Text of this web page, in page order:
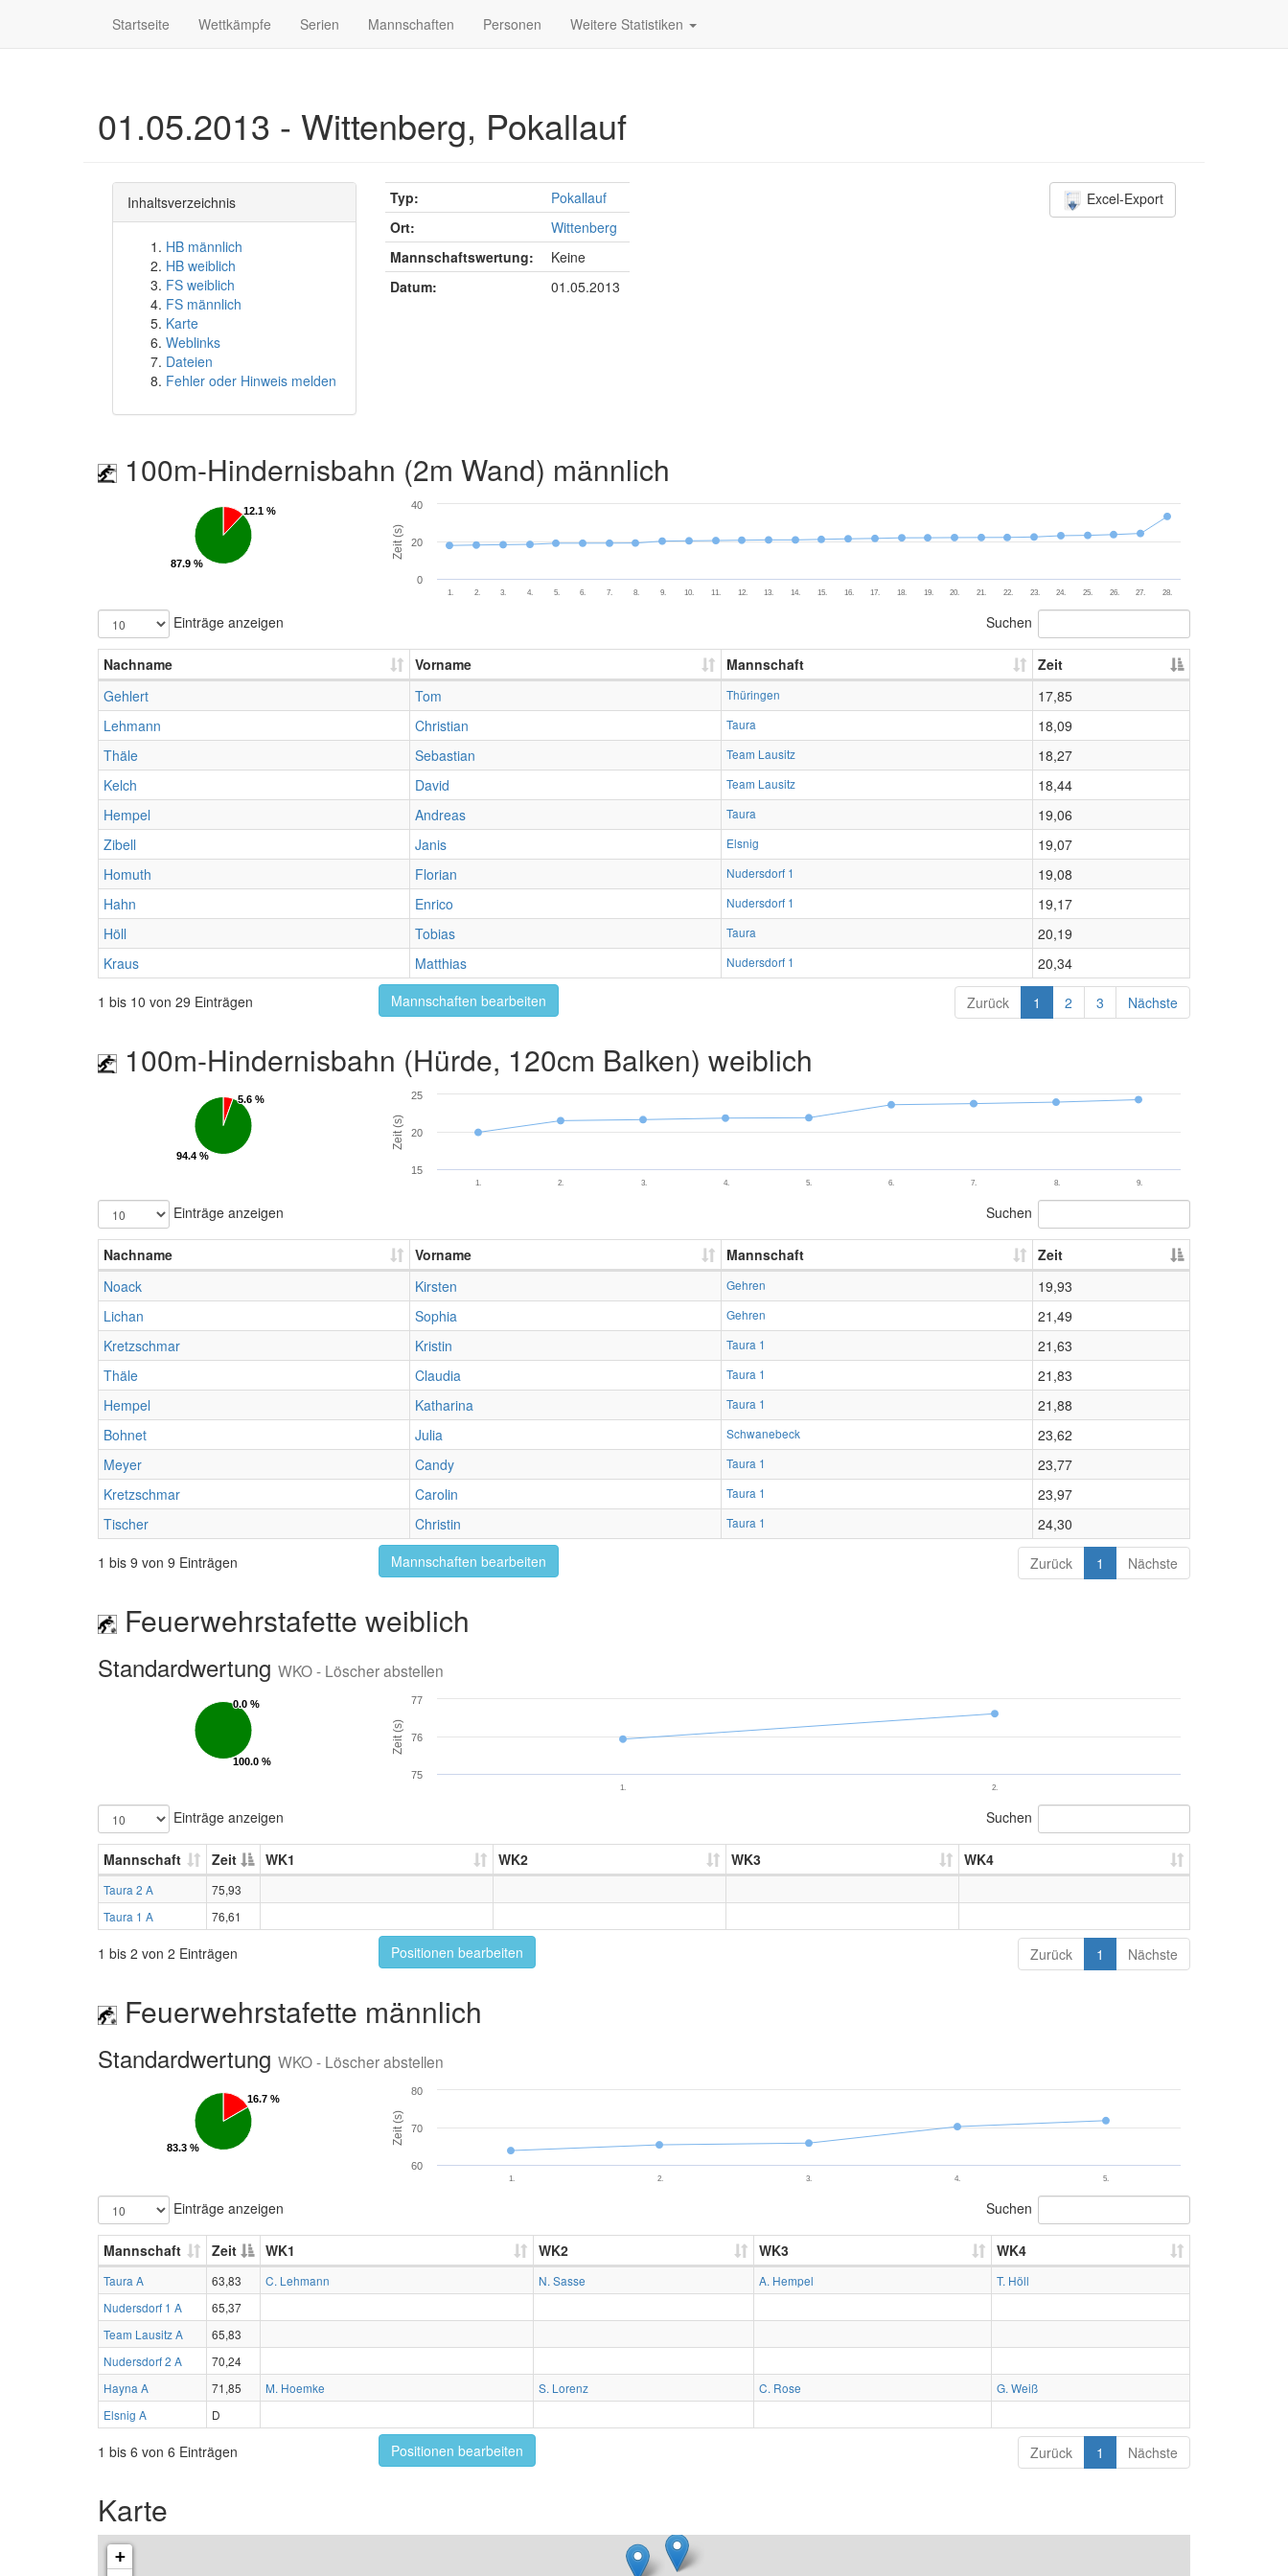
Startseite Wettkämpfe Serien Mannschaften Personen Weitere Statistiken
01.05.2013 - Wittenberg, Pokallauf
Inhaltsverzeichnis
HB männlich
HB weiblich
FS weiblich
FS männlich
Karte
Weblinks
Dateien
Fehler oder Hinweis melden
Typ:
Pokallauf
Ort:
Wittenberg
Mannschaftswertung:
Keine
Datum:
01.05.2013
Excel-Export
100m-Hindernisbahn (2m Wand) männlich
12.1 %
12.1 %
87.9 %
87.9 %
Zeit (s)
1. 2. 3. 4. 5. 6. 7. 8. 9. 10. 11. 12. 13. 14. 15. 16. 17. 18. 19. 20. 21. 22. 23. 24. 25. 26. 27. 28.
0
20
40
Einträge anzeigen Suchen
Nachname Vorname Mannschaft
Zeit
Gehlert
Tom Thüringen
17,85
Lehmann
Christian Taura
18,09
Thäle
Sebastian Team Lausitz
18,27
Kelch
David Team Lausitz
18,44
Hempel
Andreas Taura
19,06
Zibell
Janis Elsnig
19,07
Homuth
Florian Nudersdorf 1
19,08
Hahn
Enrico Nudersdorf 1
19,17
Höll
Tobias Taura
20,19
Kraus
Matthias Nudersdorf 1
20,34
1 bis 10 von 29 Einträgen
Mannschaften bearbeiten Zurück 1 2 3 Nächste
100m-Hindernisbahn (Hürde, 120cm Balken) weiblich
5.6 %
5.6 %
94.4 %
94.4 %
Zeit (s)
1. 2. 3. 4. 5. 6. 7. 8. 9.
15
20
25
Einträge anzeigen Suchen
Nachname Vorname Mannschaft
Zeit
Noack
Kirsten Gehren
19,93
Lichan
Sophia Gehren
21,49
Kretzschmar
Kristin Taura 1
21,63
Thäle
Claudia Taura 1
21,83
Hempel
Katharina Taura 1
21,88
Bohnet
Julia Schwanebeck
23,62
Meyer
Candy Taura 1
23,77
Kretzschmar
Carolin Taura 1
23,97
Tischer
Christin Taura 1
24,30
1 bis 9 von 9 Einträgen
Mannschaften bearbeiten Zurück 1 Nächste
Feuerwehrstafette weiblich
Standardwertung WKO - Löscher abstellen
0.0 %
0.0 %
100.0 %
100.0 %
Zeit (s)
1. 2.
75
76
77
Einträge anzeigen Suchen
Mannschaft Zeit WK1 WK2 WK3 WK4
Taura 2 A
75,93
Taura 1 A
76,61
1 bis 2 von 2 Einträgen Positionen bearbeiten Zurück 1 Nächste
Feuerwehrstafette männlich
Standardwertung WKO - Löscher abstellen
16.7 %
16.7 %
83.3 %
83.3 %
Zeit (s)
1. 2. 3. 4. 5.
60
70
80
Einträge anzeigen Suchen
Mannschaft Zeit WK1 WK2 WK3 WK4
Taura A 63,83 C. Lehmann N. Sasse A. Hempel
T. Höll
Nudersdorf 1 A
65,37
Team Lausitz A
65,83
Nudersdorf 2 A
70,24
Hayna A
71,85 M. Hoemke S. Lorenz C. Rose
G. Weiß
Elsnig A
D
1 bis 6 von 6 Einträgen Positionen bearbeiten Zurück 1 Nächste
Karte
+